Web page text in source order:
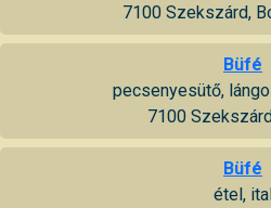
7100 Szekszárd,
Büfé
pecsenyesütő,
7100
Büfé
étel,